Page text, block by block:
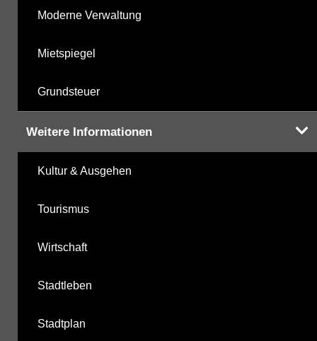
Moderne Verwaltung
Mietspiegel
Grundsteuer
Weitere Informationen
Kultur & Ausgehen
Tourismus
Wirtschaft
Stadtleben
Stadtplan